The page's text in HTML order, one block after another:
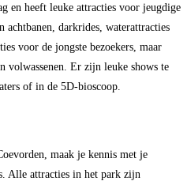
en heeft leuke attracties voor jeugdige
achtbanen, darkrides, waterattracties
voor de jongste bezoekers, maar
volwassenen. Er zijn leuke shows te
of in de 5D-bioscoop.
maak je kennis met je
Alle attracties in het park zijn